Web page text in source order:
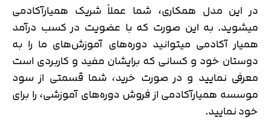
در این مدل همکاری، شما عملاً شریک همیارآکادمی
میشوید. به این صورت که با عضویت در کسب درآمد
همیار آکادمی میتوانید دوره‌های آموزش‌های ما را به
دوستان خود و کسانی که برایشان مفید و کاربردی است
معرفی نمایید و در صورت خرید، شما قسمتی از سود
موسسه همیارآکادمی از فروش دوره‌های آموزشی، را برای
خود نمایید.